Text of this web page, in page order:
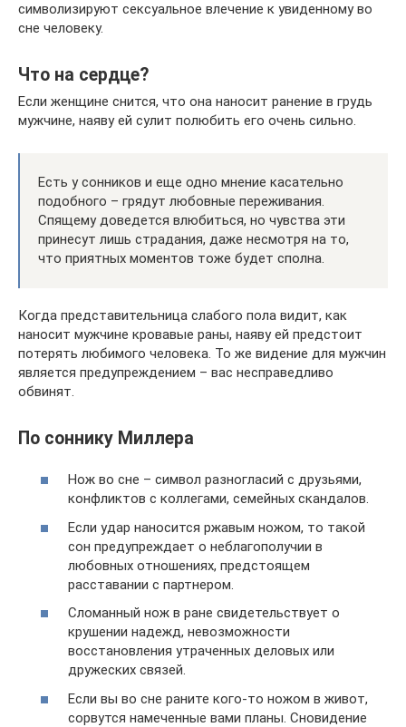
символизируют сексуальное влечение к увиденному во
сне человеку.
Что на сердце?
Если женщине снится, что она наносит ранение в грудь
мужчине, наяву ей сулит полюбить его очень сильно.
Есть у сонников и еще одно мнение касательно
подобного – грядут любовные переживания.
Спящему доведется влюбиться, но чувства эти
принесут лишь страдания, даже несмотря на то,
что приятных моментов тоже будет сполна.
Когда представительница слабого пола видит, как
наносит мужчине кровавые раны, наяву ей предстоит
потерять любимого человека. То же видение для мужчин
является предупреждением – вас несправедливо
обвинят.
По соннику Миллера
Нож во сне – символ разногласий с друзьями,
конфликтов с коллегами, семейных скандалов.
Если удар наносится ржавым ножом, то такой
сон предупреждает о неблагополучии в
любовных отношениях, предстоящем
расставании с партнером.
Сломанный нож в ране свидетельствует о
крушении надежд, невозможности
восстановления утраченных деловых или
дружеских связей.
Если вы во сне раните кого-то ножом в живот,
сорвутся намеченные вами планы. Сновидение